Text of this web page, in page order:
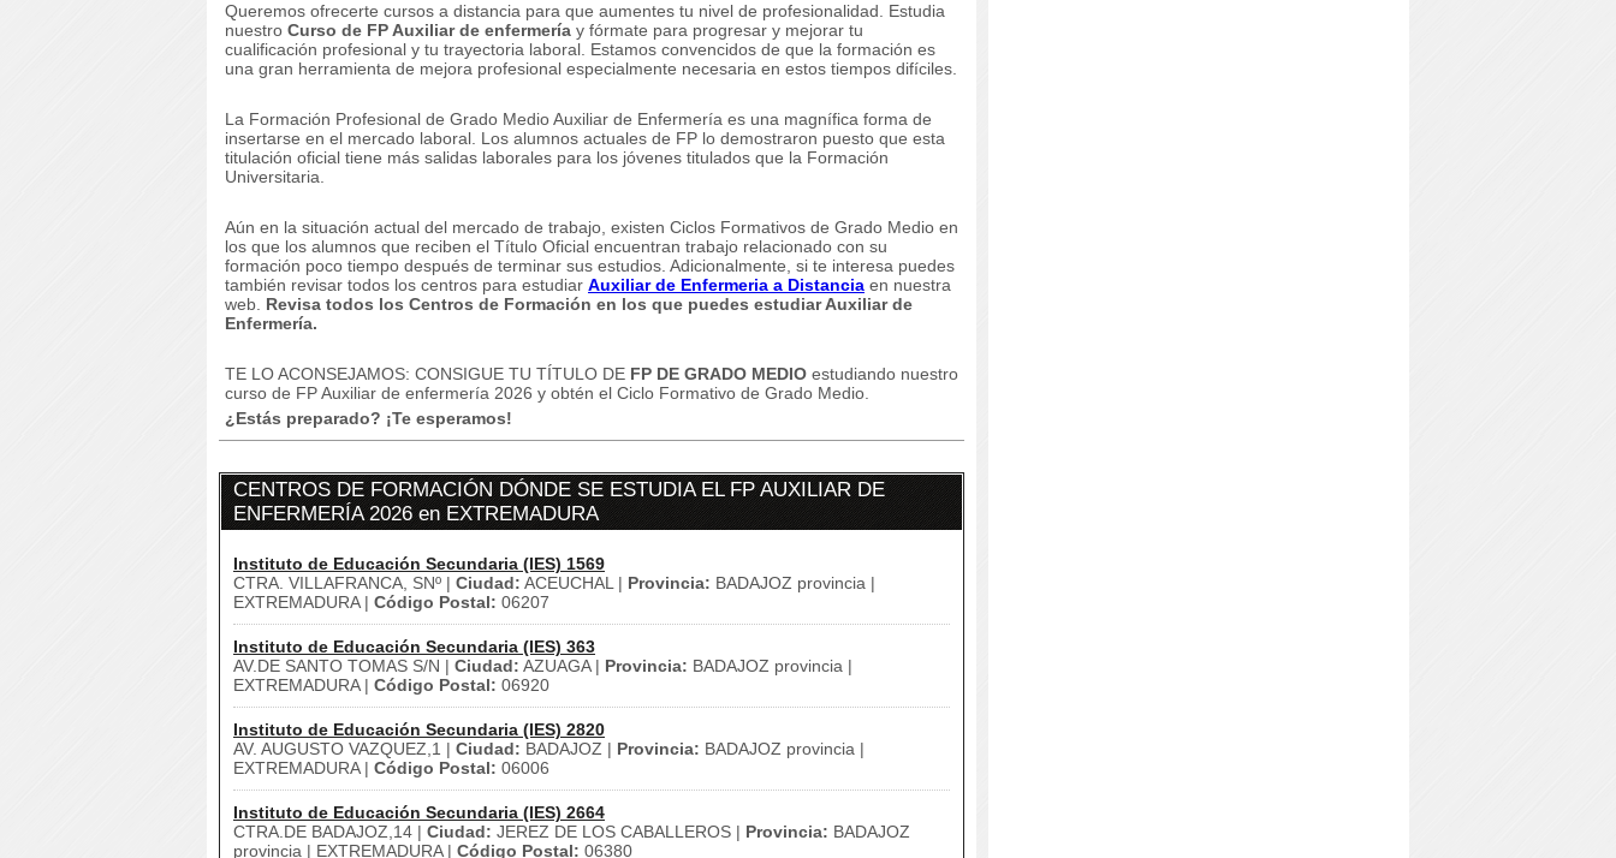
Queremos ofrecerte cursos a distancia para que aumentes tu nivel de profesionalidad. Estudia
nuestro Curso de FP Auxiliar de enfermería y fórmate para progresar y mejorar tu
cualificación profesional y tu trayectoria laboral. Estamos convencidos de que la formación es
una gran herramienta de mejora profesional especialmente necesaria en estos tiempos difíciles.
La Formación Profesional de Grado Medio Auxiliar de Enfermería es una magnífica forma de
insertarse en el mercado laboral. Los alumnos actuales de FP lo demostraron puesto que esta
titulación oficial tiene más salidas laborales para los jóvenes titulados que la Formación
Universitaria.
Aún en la situación actual del mercado de trabajo, existen Ciclos Formativos de Grado Medio en
los que los alumnos que reciben el Título Oficial encuentran trabajo relacionado con su
formación poco tiempo después de terminar sus estudios. Adicionalmente, si te interesa puedes
también revisar todos los centros para estudiar Auxiliar de Enfermeria a Distancia en nuestra
web. Revisa todos los Centros de Formación en los que puedes estudiarAuxiliar de
Enfermería.
TE LO ACONSEJAMOS: CONSIGUE TU TÍTULO DE FP DE GRADO MEDIO estudiando nuestro
curso de FP Auxiliar de enfermería 2026 y obtén el Ciclo Formativo de Grado Medio.
¿Estás preparado? ¡Te esperamos!
CENTROS DE FORMACIÓN DÓNDE SE ESTUDIA EL FP AUXILIAR DE
ENFERMERÍA 2026 en EXTREMADURA
Instituto de Educación Secundaria (IES) 1569
CTRA. VILLAFRANCA, SNº | Ciudad: ACEUCHAL | Provincia: BADAJOZ provincia |
EXTREMADURA | Código Postal: 06207
Instituto de Educación Secundaria (IES) 363
AV.DE SANTO TOMAS S/N | Ciudad: AZUAGA | Provincia: BADAJOZ provincia |
EXTREMADURA | Código Postal: 06920
Instituto de Educación Secundaria (IES) 2820
AV. AUGUSTO VAZQUEZ,1 | Ciudad: BADAJOZ | Provincia: BADAJOZ provincia |
EXTREMADURA | Código Postal: 06006
Instituto de Educación Secundaria (IES) 2664
CTRA.DE BADAJOZ,14 | Ciudad: JEREZ DE LOS CABALLEROS | Provincia: BADAJOZ
provincia | EXTREMADURA | Código Postal: 06380